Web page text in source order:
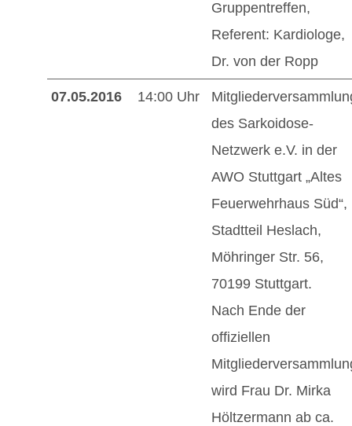
Gruppentreffen,
Referent: Kardiologe,
Dr. von der Ropp
07.05.2016 14:00 Uhr
des Sarkoidose-
Netzwerk e.V. in der
AWO Stuttgart „Altes
Feuerwehrhaus Süd“,
Stadtteil Heslach,
Möhringer Str. 56,
70199 Stuttgart.
Nach Ende der
offiziellen
wird Frau Dr. Mirka
Höltzermann ab ca.